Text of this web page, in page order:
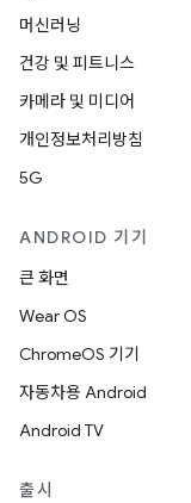
머신러닝
건강 및 피트니스
카메라 및 미디어
개인정보처리방침
5G
ANDROID 기기
큰 화면
Wear OS
ChromeOS 기기
자동차용 Android
Android TV
출시